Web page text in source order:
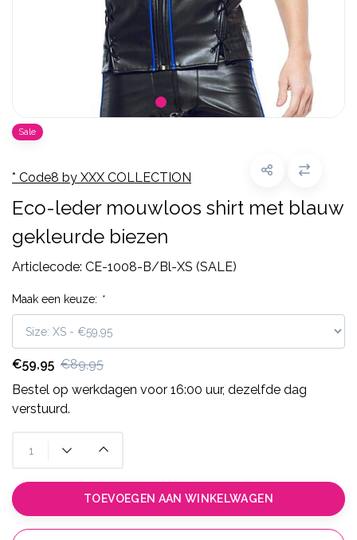
Sale
* Code8 by XXX COLLECTION
Eco-leder mouwloos shirt met blauw
gekleurde biezen
Articlecode: CE-1008-B/Bl-XS (SALE)
Maak een keuze: *
€59,95 €89,95
Bestel op werkdagen voor 16:00 uur, dezelfde dag
verstuurd.
TOEVOEGEN AAN WINKELWAGEN